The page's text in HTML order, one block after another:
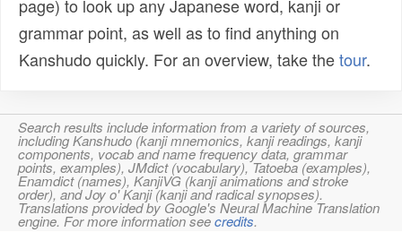
page) to look up any Japanese word, kanji or
grammar point, as well as to find anything on
Kanshudo quickly. For an overview, take thetour.
Search results include information from a variety of sources,
including Kanshudo (kanji mnemonics, kanji readings, kanji
components, vocab and name frequency data, grammar
points, examples), JMdict (vocabulary), Tatoeba (examples),
Enamdict (names), KanjiVG (kanji animations and stroke
order), and Joy o' Kanji (kanji and radical synopses).
Translations provided by Google's Neural Machine Translation
engine. For more information seecredits.